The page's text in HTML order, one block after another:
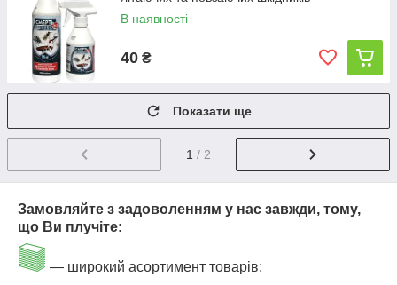
В наявності
40 ₴
Показати ще
1 / 2
Замовляйте з задоволенням у нас завжди, тому,
що Ви плучіте:
― широкий асортимент товарів;